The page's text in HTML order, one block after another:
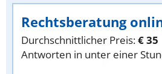
Rechtsberatung
Durchschnittlicher Preis:€ 35
Antworten in unter einer